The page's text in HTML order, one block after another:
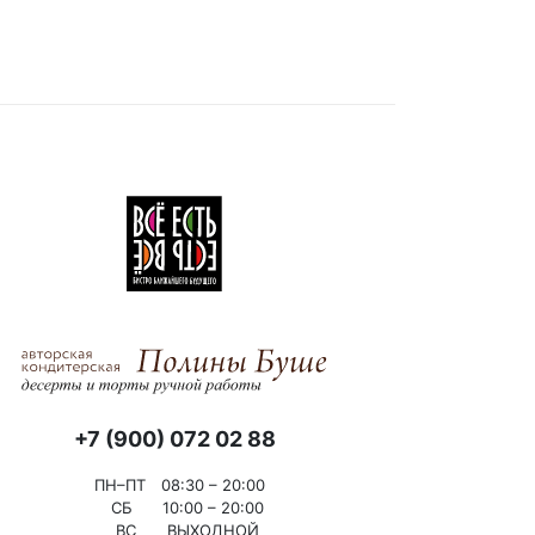
+7 (900) 072 02 88
ПН–ПТ
08:30 – 20:00
СБ
10:00 – 20:00
ВС
ВЫХОДНОЙ